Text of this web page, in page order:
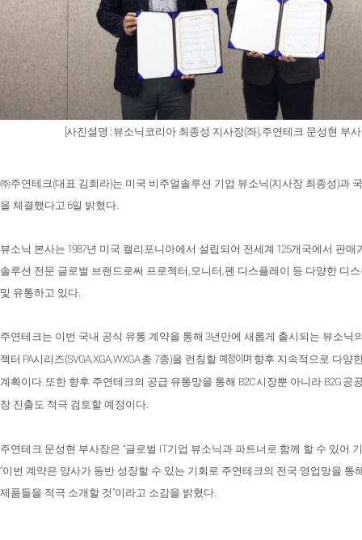
[사진설명 : 뷰소닉코리아 최종성 지사장(좌),주연테크 문성현 부
㈜주연테크(대표 김희라)는 미국 비주얼솔루션 기업 뷰소닉 (지사장 최종성)과
을 체결했다고 6일 밝혔다.
뷰소닉 본사는 1987년 미국 캘리포니아에서 설립되어 전세계 125개국에서 판매
솔루션 전문 글로벌 브랜드로써 프로젝터 ,모니터 ,펜 디스플레이 등 다양한 디
및 유통하고 있다.
주연테크는 이번 국내 공식 유통 계약을 통해 3년만에 새롭게 출시되는 뷰소닉
젝터 PA시리즈(SVGA, XGA, WXGA총 7종)을 런칭할 예정이며 향후 지속적으로 다양
계획이다. 또한 향후 주연테크의 공급 유통망을 통해 B2C시장뿐 아니라 B2G 공
장 진출도 적극 검토할 예정이다.
주연테크 문성현 부사장은 “글로벌 IT기업 뷰소닉과 파트너로 함께 할 수 있어
“이번 계약은 양사가 동반 성장할 수 있는 기회로 주연테크의 전국 영업망을 통
제품들을 적극 소개할 것”이라고 소감을 밝혔다.